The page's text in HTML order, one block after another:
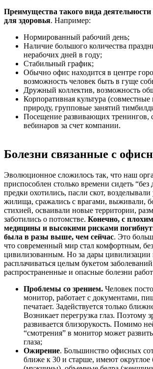
Преимущества такого вида деятельности
для здоровья. Например:
Нормированный рабочий день;
Наличие большого количества
нерабочих дней в году;
Стабильный график;
Обычно офис находится в центре
возможность человек быть в гуще
Дружный коллектив, возможность
Корпоративная культура
природу, групповые занятий
Посещение развивающих тренингов,
вебинаров за счет компании.
Болезни связанные с
Эволюционное сложилось так, что наш
приспособлен столько времени сидеть
предки охотились, пасли скот,
жилища, сражались с врагами, выживали,
стихией, осваивали новые территории,
заботились о потомстве. Конечно, с
медицины и высокими рисками
была в разы выше, чем сейчас. Это
что современный мир стал комфортным,
цивилизованным. Но за дары цивилизации
расплачиваться целым букетом
распространенные и опасные болезни
Проблемы со зрением. Человек
монитор, работает с документами,
печатает. Задействуется только
Возникает перегрузка глаз. Поэтому
развивается близорукость. Помимо
“смотрения” в монитор может
глаза;
Ожирение. Большинство офисных
ближе к 30 и старше, имеют